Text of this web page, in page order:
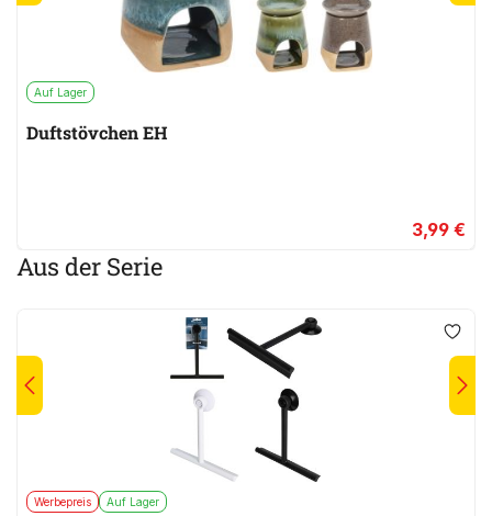
Auf Lager
Duftstövchen EH
3,99 €
Aus der Serie
Werbepreis Auf Lager